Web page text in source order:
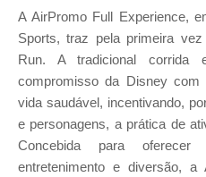
A AirPromo Full Experience,
Sports, traz pela primeira
Run. A tradicional corrida
compromisso da Disney
vida saudável, incentivando,
e personagens, a prática de
Concebida para
entretenimento e diversão, a